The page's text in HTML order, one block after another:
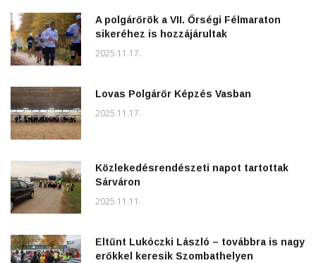
A polgárőrök a VII. Őrségi Félmaraton
sikeréhez is hozzájárultak
2025.11.17.
Lovas Polgárőr Képzés Vasban
2025.11.17.
Közlekedésrendészeti napot tartottak
Sárváron
2025.11.11.
Eltűnt Lukóczki László – továbbra is nagy
erőkkel keresik Szombathelyen